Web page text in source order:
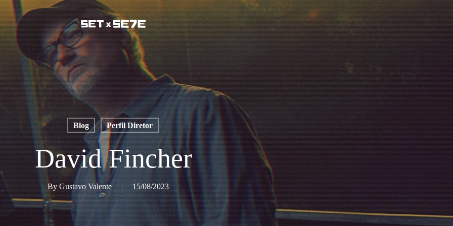
Blog Perfil Diretor
David Fincher
By Gustavo Valente 15/08/2023